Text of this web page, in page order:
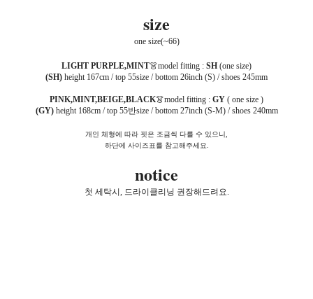
size
one size(~66)
LIGHT PURPLE,MINT👗model fitting : SH (one size)
(SH) height 167cm / top 55size / bottom 26inch (S) / shoes 245mm
PINK,MINT,BEIGE,BLACK👗model fitting : GY ( one size )
(GY)height 168cm / top 55반size / bottom 27inch (S-M) / shoes 240mm
개인 체형에 따라 핏은 조금씩 다를 수 있으니,
하단에 사이즈표를 참고해주세요.
notice
첫 세탁시, 드라이클리닝 권장해드려요.